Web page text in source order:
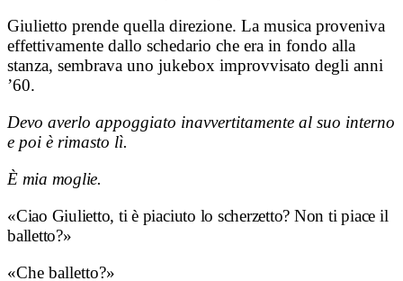
Giulietto prende quella direzione. La musica proveniva
effettivamente dallo schedario che era in fondo alla
stanza, sembrava uno jukebox improvvisato degli anni
’60.
Devo averlo appoggiato inavvertitamente al suo interno
e poi è rimasto lì.
È mia moglie.
«Ciao Giulietto, ti è piaciuto lo scherzetto? Non ti piace il
balletto?»
«Che balletto?»